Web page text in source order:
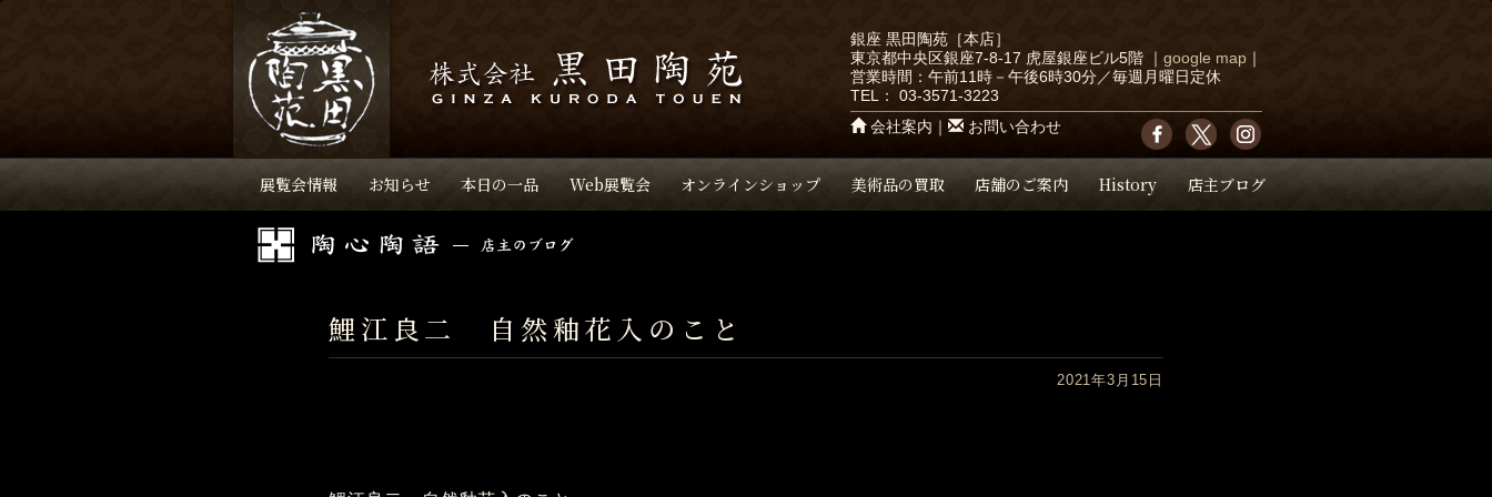
展覧会情報 お知らせ 本日の一品 Web展覧会 オンラインショップ 美術品の買取 店舗のご案内 History 店主ブログ
銀座 黒田陶苑［本店］
東京都中央区銀座7-8-17 虎屋銀座ビル5階
google map
営業時間：午前11時－午後6時30分／毎週月曜日定休
TEL： 03-3571-3223
会社案内
お問い合わせ
鯉江良二 自然釉花入のこと
2021年3月15日